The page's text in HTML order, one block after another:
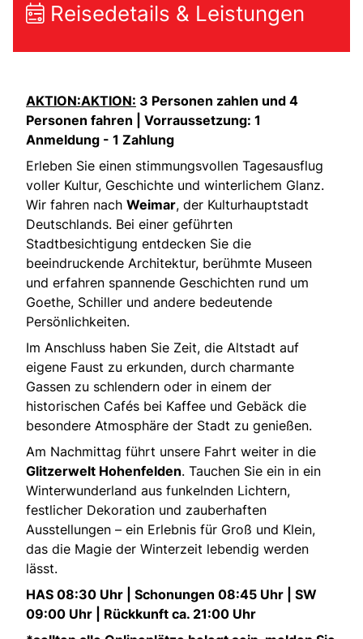
Reisedetails & Leistungen
AKTION:AKTION: 3 Personen zahlen und 4
Personen fahren | Vorraussetzung: 1
Anmeldung - 1 Zahlung
Erleben Sie einen stimmungsvollen Tagesausflug
voller Kultur, Geschichte und winterlichem Glanz.
Wir fahren nach Weimar, der Kulturhauptstadt
Deutschlands. Bei einer geführten
Stadtbesichtigung entdecken Sie die
beeindruckende Architektur, berühmte Museen
und erfahren spannende Geschichten rund um
Goethe, Schiller und andere bedeutende
Persönlichkeiten.
Im Anschluss haben Sie Zeit, die Altstadt auf
eigene Faust zu erkunden, durch charmante
Gassen zu schlendern oder in einem der
historischen Cafés bei Kaffee und Gebäck die
besondere Atmosphäre der Stadt zu genießen.
Am Nachmittag führt unsere Fahrt weiter in die
Glitzerwelt Hohenfelden. Tauchen Sie ein in ein
Winterwunderland aus funkelnden Lichtern,
festlicher Dekoration und zauberhaften
Ausstellungen – ein Erlebnis für Groß und Klein,
das die Magie der Winterzeit lebendig werden
lässt.
HAS 08:30 Uhr | Schonungen 08:45 Uhr | SW
09:00 Uhr | Rückkunft ca. 21:00 Uhr